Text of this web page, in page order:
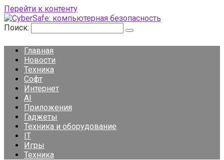
Перейти к контенту
Поиск:
Главная
Новости
Техника
Софт
Интернет
AI
Приложения
Гаджеты
Техника и оборудование
IT
Игры
Техника